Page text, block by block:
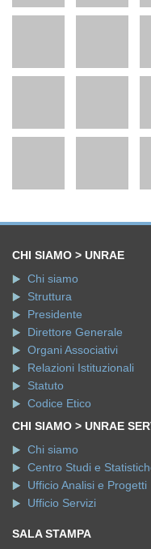
CHI SIAMO > UNRAE
Chi siamo
Struttura
Presidente
Direttore Generale
Organi Associativi
Relazioni Istituzionali
Statuto
Codice Etico
CHI SIAMO > UNRAE
Chi siamo
Centro Studi e
Ufficio Analisi e Progetti
Ufficio Servizi
SALA STAMPA